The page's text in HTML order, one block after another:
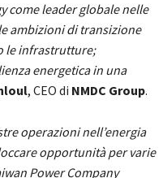
come leader globale nelle
ambizioni di transizione
le infrastrutture;
energetica in una
, CEO di NMDC Group.
operazioni nell’energia
opportunità per varie
Power Company